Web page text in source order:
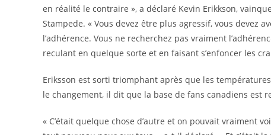
en réalité le contraire », a déclaré Kevin Erikkson,
Stampede. « Vous devez être plus agressif, vous devez
l’adhérence. Vous ne recherchez pas vraiment
reculant en quelque sorte et en faisant s’enfoncer les
Eriksson est sorti triomphant après que les
le changement, il dit que la base de fans canadiens est
« C’était quelque chose d’autre et on pouvait vraiment